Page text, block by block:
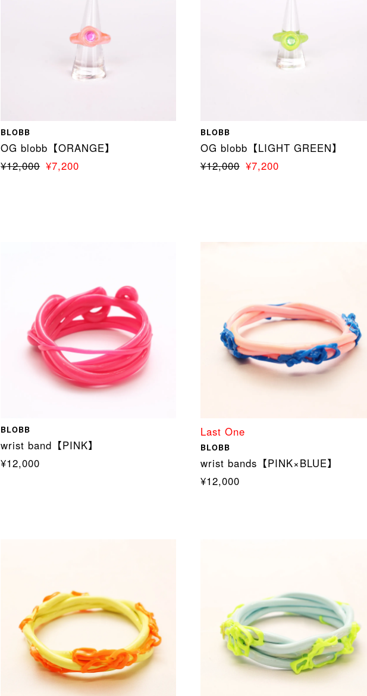
BLOBB
OG blobb【ORANGE】
¥12,000 ¥7,200
BLOBB
OG blobb【LIGHT GREEN】
¥12,000 ¥7,200
BLOBB
wrist band【PINK】
¥12,000
Last One
BLOBB
wrist bands【PINK×BLUE】
¥12,000